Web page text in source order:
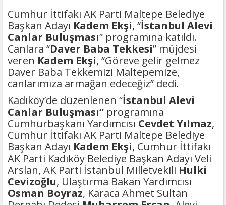
Cumhur İttifakı AK Parti Maltepe Belediye
Başkan Adayı Kadem Ekşi, “İstanbul Alevi
Canlar Buluşması” programına katıldı.
Canlara “Daver Baba Tekkesi” müjdesi
veren Kadem Ekşi, “Göreve gelir gelmez
Daver Baba Tekkemizi Maltepemize,
canlarımıza armağan edeceğiz” dedi.
Kadıköy’de düzenlenen “İstanbul Alevi
Canlar Buluşması” programına
Cumhurbaşkanı Yardımcısı Cevdet Yılmaz,
Cumhur İttifakı AK Parti Maltepe Belediye
Başkan Adayı Kadem Ekşi, Cumhur İttifakı
AK Parti Kadıköy Belediye Başkan Adayı Veli
Arslan, AK Parti İstanbul Milletvekili Hulki
Cevizoğlu, Ulaştırma Bakan Yardımcısı
Osman Boyraz, Karaca Ahmet Sultan